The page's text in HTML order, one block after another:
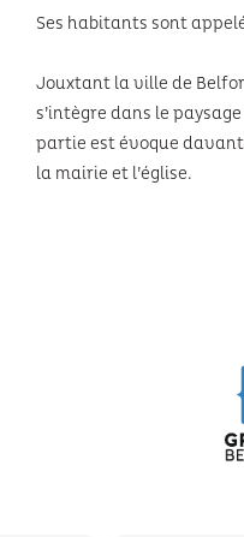
Ses habitants sont
Jouxtant la ville de
s’intègre dans le
partie est évoque
la mairie et l’église.